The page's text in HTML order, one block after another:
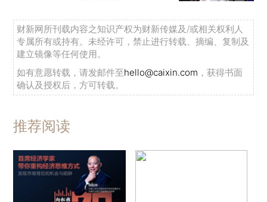
财新网所刊载内容之知识产权为财新传媒及/或相关权利人
专属所有或持有。未经许可，禁止进行转载、摘编、复制及
建立镜像等任何使用。
如有意愿转载，请发邮件至hello@caixin.com ，获得书面
确认及授权后，方可转载。
推荐阅读